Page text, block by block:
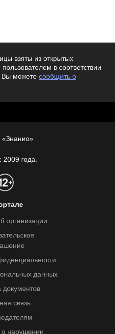
взяты из открытых
в соответствии
Вы можете сообщить о
2009 года.
организации
данных
документов
связь
нарушении